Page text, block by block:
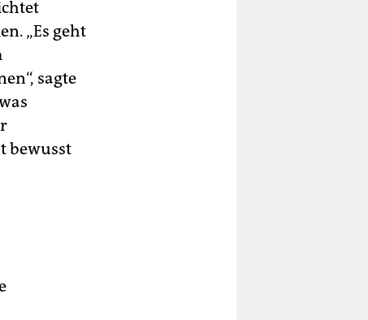
„Es geht
sagte
bewusst